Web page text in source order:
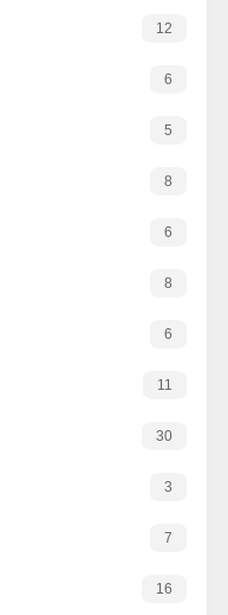
12
6
5
8
6
8
6
11
30
3
7
16